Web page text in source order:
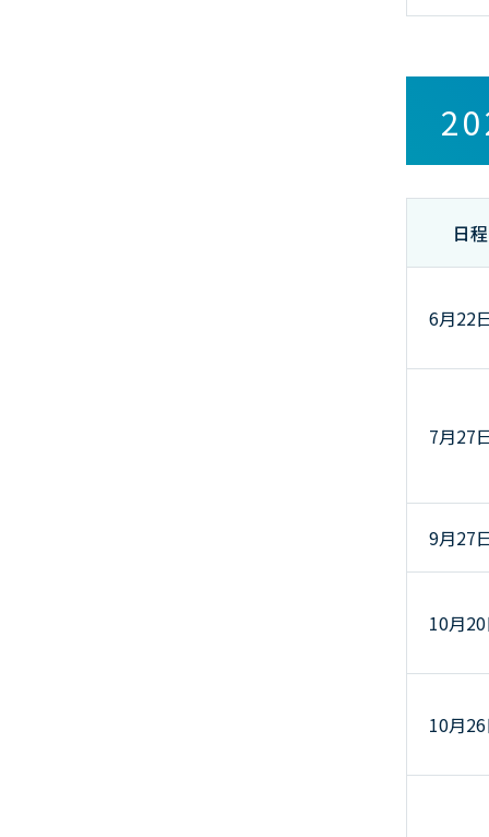
日程
6月22
7月27
9月27
10月
10月